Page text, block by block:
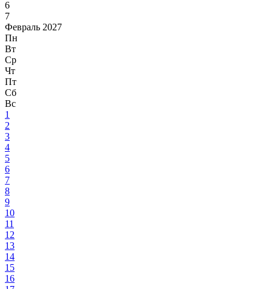
6
7
Февраль 2027
Пн
Вт
Ср
Чт
Пт
Сб
Вс
1
2
3
4
5
6
7
8
9
10
11
12
13
14
15
16